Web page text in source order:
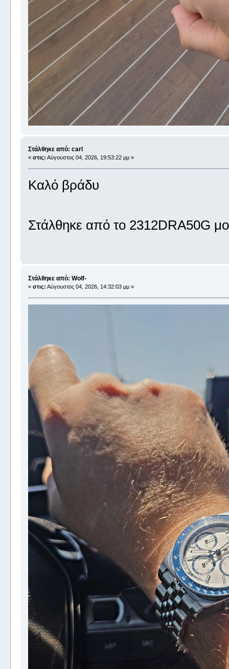
Στάλθηκε από: carl
« στις: Αύγουστος 04, 2026, 19:53:22 μμ »
Καλό βράδυ
Στάλθηκε από το 2312DRA50G
Στάλθηκε από: Wolf-
« στις: Αύγουστος 04, 2026, 14:32:03 μμ »